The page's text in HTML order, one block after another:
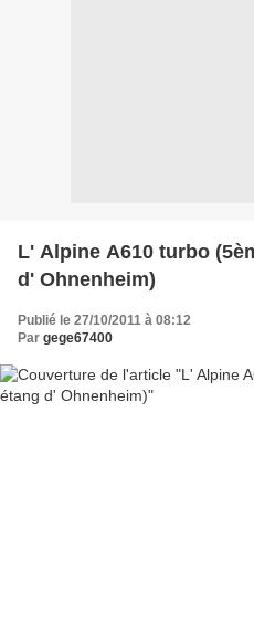
L' Alpine A610 turbo
d' Ohnenheim)
Publié le 27/10/2011 à 08:12
Par gege67400